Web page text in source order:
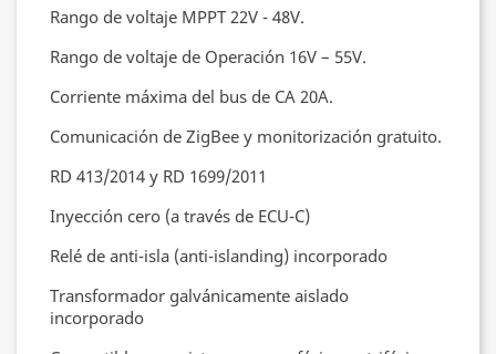
Rango de voltaje MPPT 22V - 48V.
Rango de voltaje de Operación 16V – 55V.
Corriente máxima del bus de CA 20A.
Comunicación de ZigBee y monitorización gratuito.
RD 413/2014 y RD 1699/2011
Inyección cero (a través de ECU-C)
Relé de anti-isla (anti-islanding) incorporado
Transformador galvánicamente aislado
incorporado